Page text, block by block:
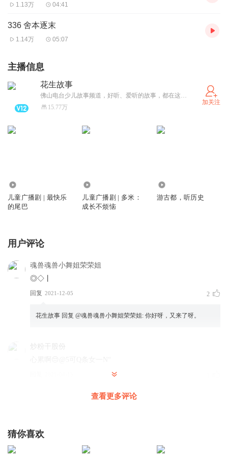
1.13万 04:41
336 舍本逐末
1.14万 05:07
主播信息
花生故事
佛山电台少儿故事频道，好听、爱听的故事，都在这里。
15.77万
加关注
儿童广播剧 | 最快乐
的尾巴
儿童广播剧 | 多米：
成长不烦恼
游古都，听历史
用户评论
魂兽魂兽小舞姐荣荣姐
◎◇丨
回复 2021-12-05 2
花生故事 回复 @魂兽魂兽小舞姐荣荣姐: 你好呀，又来了呀。
炒粉干股份
1502776djoy 嗯嗯！谢谢你的支持哦！
查看更多评论
猜你喜欢